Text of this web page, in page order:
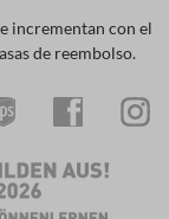
incrementan con el
de reembolso.